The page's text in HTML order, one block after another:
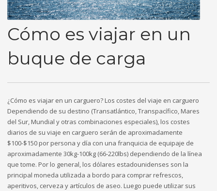
Cómo es viajar en un
buque de carga
¿Cómo es viajar en un carguero? Los costes del viaje en carguero
Dependiendo de su destino (Transatlántico, Transpacífico, Mares
del Sur, Mundial y otras combinaciones especiales), los costes
diarios de su viaje en carguero serán de aproximadamente
$100-$150 por persona y día con una franquicia de equipaje de
aproximadamente 30kg-100kg (66-220lbs) dependiendo de la línea
que tome. Por lo general, los dólares estadounidenses son la
principal moneda utilizada a bordo para comprar refrescos,
aperitivos, cerveza y artículos de aseo. Luego puede utilizar sus